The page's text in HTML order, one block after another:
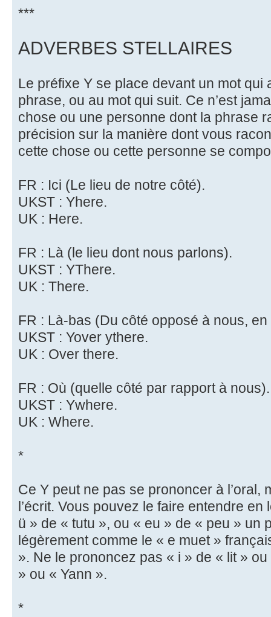
***
ADVERBES STELLAIRES
Le préfixe Y se place devant un mot qui
phrase, ou au mot qui suit. Ce n’est
chose ou une personne dont la phrase
précision sur la manière dont vous
cette chose ou cette personne se
FR : Ici (Le lieu de notre côté).
UKST : Yhere.
UK : Here.
FR : Là (le lieu dont nous parlons).
UKST : YThere.
UK : There.
FR : Là-bas (Du côté opposé à nous,
UKST : Yover ythere.
UK : Over there.
FR : Où (quelle côté par rapport à nous).
UKST : Ywhere.
UK : Where.
*
Ce Y peut ne pas se prononcer à l’oral,
l’écrit. Vous pouvez le faire entendre
ü » de « tutu », ou « eu » de « peu » un
légèrement comme le « e muet »
». Ne le prononcez pas « i » de « lit »
» ou « Yann ».
*